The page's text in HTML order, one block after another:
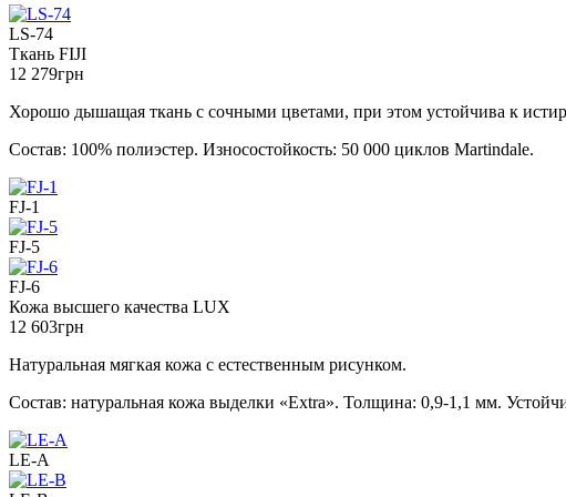
LS-74
Ткань FIJI
12 279грн
Хорошо дышащая ткань с сочными цветами, при этом устойчива к
Состав: 100% полиэстер. Износостойкость: 50 000 циклов Martindale.
FJ-1
FJ-5
FJ-6
Кожа высшего качества LUX
12 603грн
Натуральная мягкая кожа с естественным рисунком.
Состав: натуральная кожа выделки «Extra». Толщина: 0,9-1,1 мм.
LE-A